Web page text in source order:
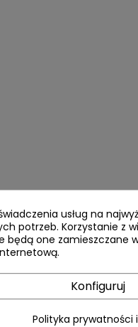
usług na
potrzeb. Korzystanie z
one zamieszczane
Konfiguruj
Polityka prywatności